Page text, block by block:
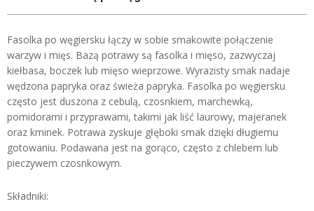
Fasolka po węgiersku łączy w sobie smakowite połączenie
warzyw i mięs. Bazą potrawy są fasolka i mięso, zazwyczaj
kiełbasa, boczek lub mięso wieprzowe. Wyrazisty smak nadaje
wędzona papryka oraz świeża papryka. Fasolka po węgiersku
często jest duszona z cebulą, czosnkiem, marchewką,
pomidorami i przyprawami, takimi jak liść laurowy, majeranek
oraz kminek. Potrawa zyskuje głęboki smak dzięki długiemu
gotowaniu. Podawana jest na gorąco, często z chlebem lub
pieczywem czosnkowym.
Składniki: